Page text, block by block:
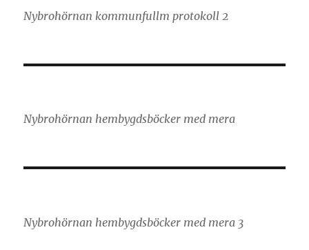
Nybrohörnan kommunfullm protokoll 2
Nybrohörnan hembygdsböcker med mera
Nybrohörnan hembygdsböcker med mera 3